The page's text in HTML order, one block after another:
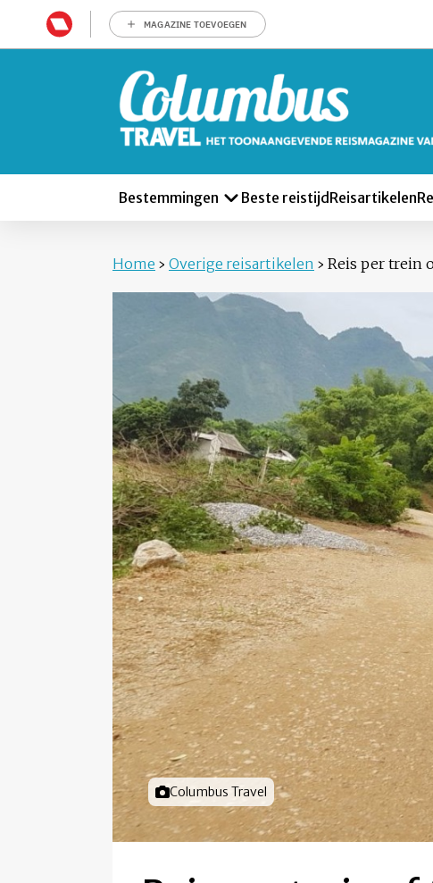
MAGAZINE TOEVOEGEN
Bestemmingen Beste reistijd Reisartikelen
Home › Overige reisartikelen › Reis per trein
Foto door
Columbus Travel